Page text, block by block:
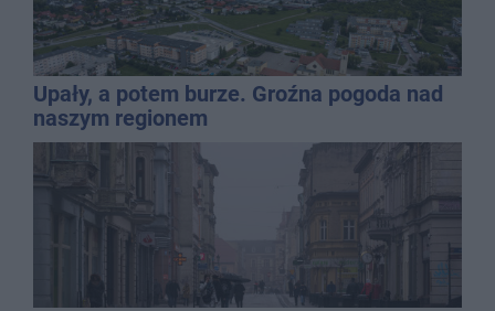
Upały, a potem burze. Groźna pogoda nad
naszym regionem